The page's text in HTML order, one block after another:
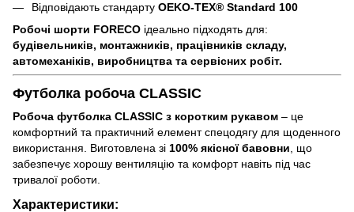
Відповідають стандарту OEKO-TEX® Standard 100
Робочі шорти FORECO ідеально підходять для:
будівельників, монтажників, працівників складу,
автомеханіків, виробництва та сервісних робіт.
Футболка робоча CLASSIC
Робоча футболка CLASSIC з коротким рукавом – це
комфортний та практичний елемент спецодягу для щоденного
використання. Виготовлена зі 100% якісної бавовни , що
забезпечує хорошу вентиляцію та комфорт навіть під час
тривалої роботи.
Характеристики: